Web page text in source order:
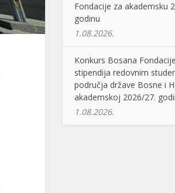
Fondacije za akademsku
godinu
1.08.2026.
Konkurs Bosana
stipendija redovnim
područja države Bosne i
akademskoj 2026/27.
1.08.2026.